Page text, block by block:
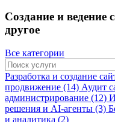
Создание и ведение
другое
Все категории
Разработка и создание
продвижение (14) Аудит
администрирование (12)
решения и AI-агенты (3)
и аналитика (2)